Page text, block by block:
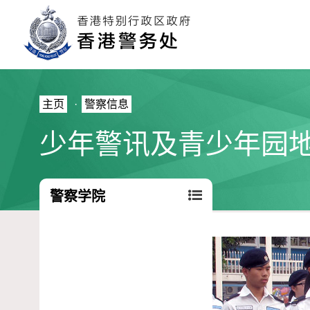
主页 · 警察信息
少年警讯及青少年园
警察学院